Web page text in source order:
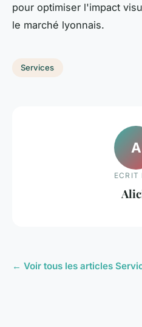
pour optimiser l'impact
le marché lyonnais.
Services
A
ECRIT
← Voir tous les articles